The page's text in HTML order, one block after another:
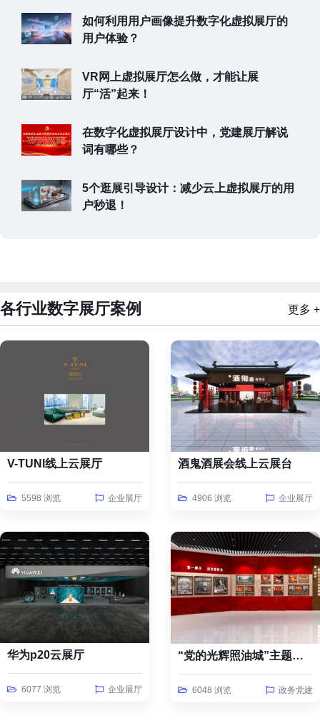
如何利用用户画像提升数字化虚拟展厅的
用户体验？
VR网上虚拟展厅怎么做，才能让展
厅“活”起来！
在数字化虚拟展厅设计中，党建展厅解说
词有哪些？
5个逛展引导设计：减少云上虚拟展厅的用
户秒退！
各行业数字展厅案例 更多 +
V-TUNI线上云展厅
5598 浏览 企业展厅
酒鬼酒展会线上云展台
4906 浏览 企业展厅
华为p20云展厅
6077 浏览 企业展厅
“党的光辉照油城”主题线上云展览
6048 浏览 政务党建